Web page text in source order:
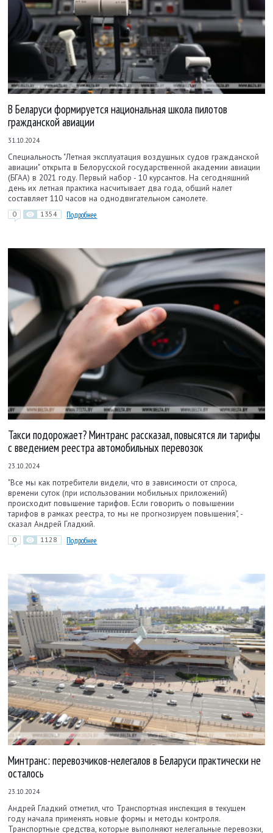
В Беларуси формируется национальная школа пилотов
гражданской авиации
31.10.2024
Специальность "Летная эксплуатация воздушных судов гражданской
авиации" открыта в Белорусской государственной академии авиации
(БГАА) в 2021 году. Первый набор - 10 курсантов. На сегодняшний
день их летная практика насчитывает два года, общий налет
составляет 110 часов на однодвигательном самолете.
0 1354 Подробнее
Такси подорожает? Минтранс рассказал, повысятся ли тарифы
с введением реестра автомобильных перевозок
23.10.2024
"Все мы как потребители видели, что в зависимости от спроса,
времени суток (при использовании мобильных приложений)
происходит повышение тарифов. Если говорить о повышении
тарифов в рамках реестра, то мы не прогнозируем повышения", -
сказал Андрей Гладкий.
0 1128 Подробнее
Минтранс: перевозчиков-нелегалов в Беларуси практически не
осталось
23.10.2024
Андрей Гладкий отметил, что Транспортная инспекция в текущем
году начала применять новые формы и методы контроля.
Транспортные средства, которые выполняют нелегальные перевозки,